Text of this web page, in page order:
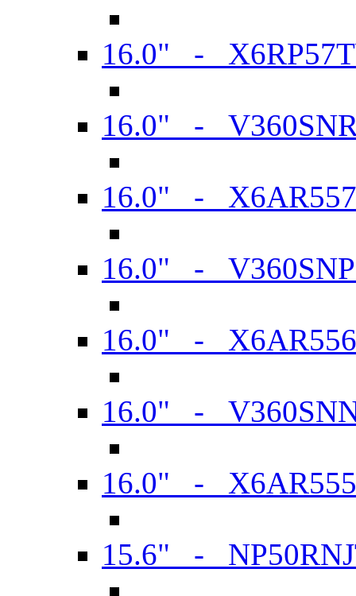
16.0" -
16.0" -
16.0" -
16.0" -
16.0" -
16.0" -
16.0" -
15.6" -